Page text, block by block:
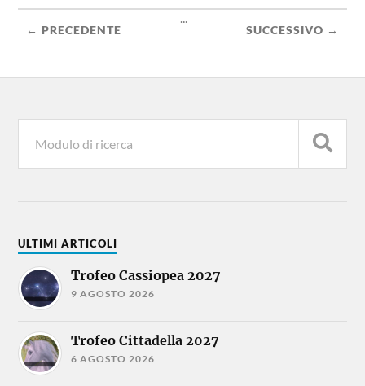
← PRECEDENTE SUCCESSIVO →
ULTIMI ARTICOLI
Trofeo Cassiopea 2027
9 AGOSTO 2026
Trofeo Cittadella 2027
6 AGOSTO 2026